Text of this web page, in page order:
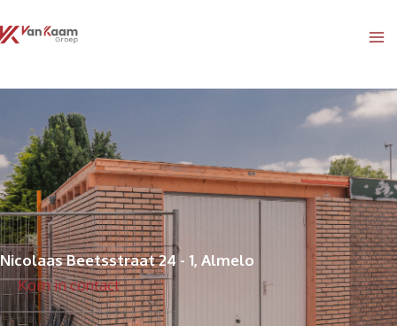
naar
inhoud
Nicolaas Beetsstraat 24 - 1, Almelo
Kom in contact